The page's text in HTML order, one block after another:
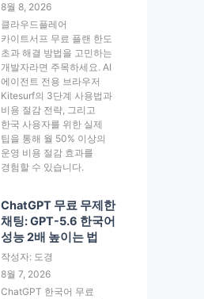
8월 8, 2026
클라우드플레어
카이트서프 무료 플랜 한도
초과 해결 방법을 고민하는
개발자라면 주목하세요. AI
에이전트 전용 브라우저
Kitesurf의 3단계 사용법과
비용 절감 전략, 그리고
한국 사용자를 위한 실제
팁을 통해 월 50% 이상의
운영 비용 절감 효과를
경험할 수 있습니다.
ChatGPT 무료 무제한
채팅: GPT-5.6 한국어
성능 2배 높이는 법
작성자: 도경
8월 7, 2026
ChatGPT 한국어 무료